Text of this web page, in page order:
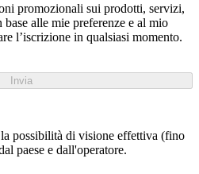
promozionali sui prodotti, servizi,
alle mie preferenze e al mio
l’iscrizione in qualsiasi momento.
Invia
possibilità di visione effettiva (fino
paese e dall'operatore.